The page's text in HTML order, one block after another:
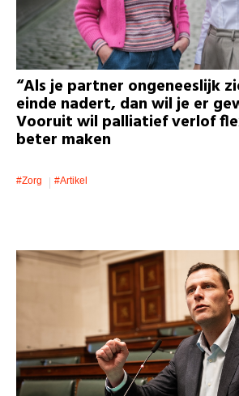
“Als je partner ongeneeslijk
einde nadert, dan wil je er
Vooruit wil palliatief verlof
beter maken
#zorg
#artikel